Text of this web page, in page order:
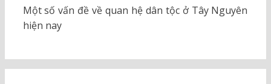
Một số vấn đề về quan hệ dân tộc ở Tây Nguyên
hiện nay